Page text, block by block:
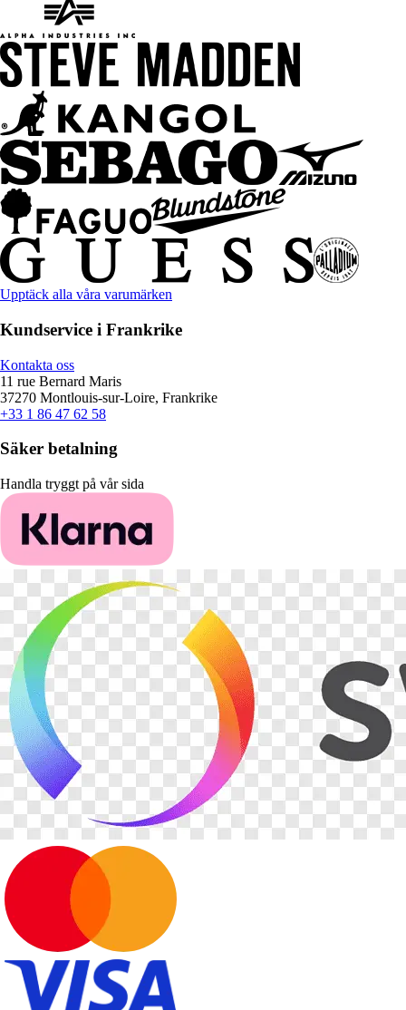
Upptäck alla våra varumärken
Kundservice i Frankrike
Kontakta oss
11 rue Bernard Maris
37270 Montlouis-sur-Loire, Frankrike
+33 1 86 47 62 58
Säker betalning
Handla tryggt på vår sida